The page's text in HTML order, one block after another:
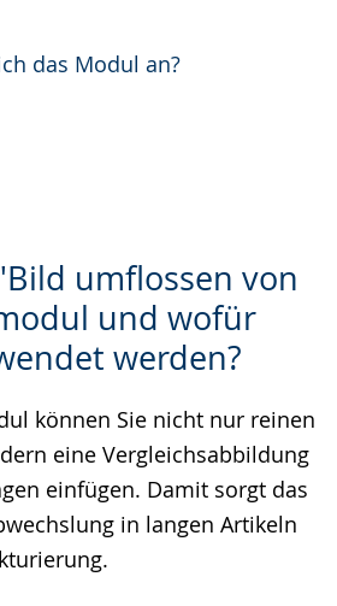
das Modul an?
umflossen von
und wofür
werden?
können Sie nicht nur reinen
eine Vergleichsabbildung
einfügen. Damit sorgt das
in langen Artikeln